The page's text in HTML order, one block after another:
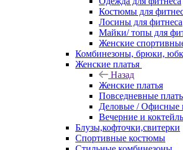
Костюмы для
Лосины для фитнеса
Майки/ топы для
Женские
Комбинезоны, брюки,
Женские платья
Назад
Женские платья
Повседневные
Деловые / Офисные
Вечерние и
Блузы,кофточки,свитерки
Спортивные костюмы